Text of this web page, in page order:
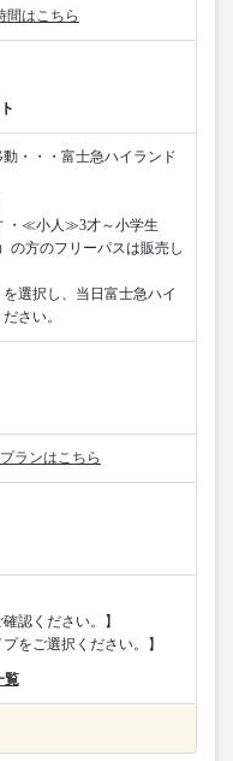
間はこちら
・・・富士急ハイランド
・≪小人≫3才～小学生
の方のフリーパスは販売し
選択し、当日富士急ハイ
さい。
ランはこちら
認ください。】
をご選択ください。】
覧